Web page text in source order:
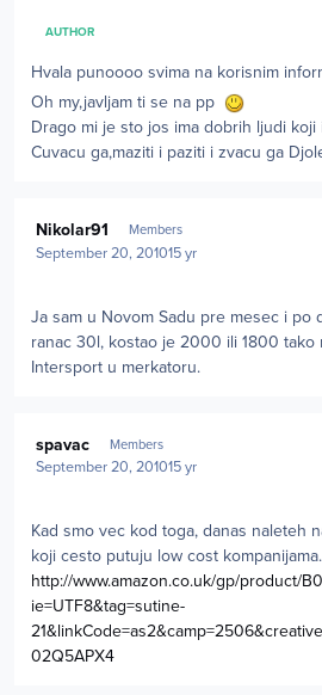
AUTHOR
Hvala punoooo svima na korisnim
Oh my,javljam ti se na pp
Drago mi je sto jos ima dobrih ljudi koji
Cuvacu ga,maziti i paziti i zvacu ga
Nikolar91 Members
September 20, 201015 yr
Ja sam u Novom Sadu pre mesec i po
ranac 30l, kostao je 2000 ili 1800 tako
Intersport u merkatoru.
spavac Members
September 20, 201015 yr
Kad smo vec kod toga, danas naleteh
koji cesto putuju low cost kompanijama.
http://www.amazon.co.uk/gp/product/
ie=UTF8&tag=sutine-
02Q5APX4